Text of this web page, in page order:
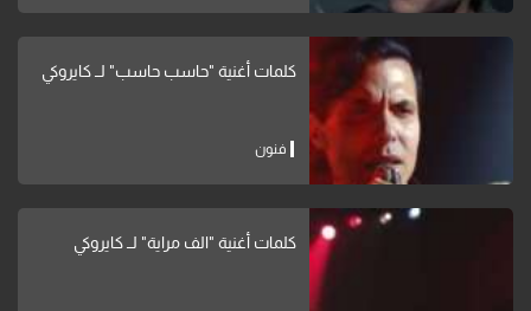
كلمات أغنية "حاسب حاسب" لــ كايروكي
فنون
كلمات أغنية "الف مراية" لــ كايروكي